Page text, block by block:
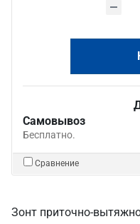
Самовывоз
Бесплатно.
Сравнение
Зонт приточно-